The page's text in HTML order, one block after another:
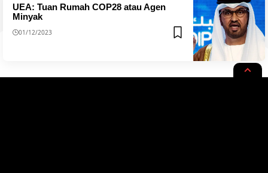
UEA: Tuan Rumah COP28 atau Agen
Minyak
01/12/2023